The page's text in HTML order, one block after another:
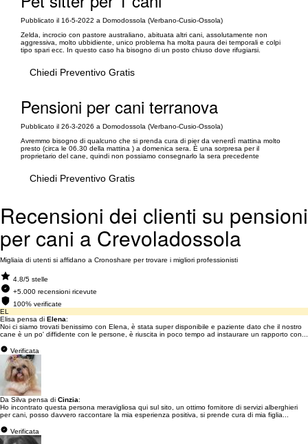
Pubblicato il 16-5-2022 a Domodossola (Verbano-Cusio-Ossola)
Zelda, incrocio con pastore australiano, abituata altri cani, assolutamente non
aggressiva, molto ubbidiente, unico problema ha molta paura dei temporali e colpi
tipo spari ecc. In questo caso ha bisogno di un posto chiuso dove rifugiarsi.
Chiedi Preventivo Gratis
Pensioni per cani terranova
Pubblicato il 26-3-2026 a Domodossola (Verbano-Cusio-Ossola)
Avremmo bisogno di qualcuno che si prenda cura di pier da venerdì mattina molto
presto (circa le 06.30 della mattina ) a domenica sera. È una sorpresa per il
proprietario del cane, quindi non possiamo consegnarlo la sera precedente
Chiedi Preventivo Gratis
Recensioni dei clienti su pensioni
per cani a Crevoladossola
Migliaia di utenti si affidano a Cronoshare per trovare i migliori professionisti
4.8/5 stelle
+5.000 recensioni ricevute
100% verificate
EL
Elisa pensa di Elena:
Noi ci siamo trovati benissimo con Elena, è stata super disponibile e paziente dato che il nostro
cane è un po' diffidente con le persone, è riuscita in poco tempo ad instaurare un rapporto con...
Verificata
Da Silva pensa di Cinzia:
Ho incontrato questa persona meravigliosa qui sul sito, un ottimo fornitore di servizi alberghieri
per cani, posso davvero raccontare la mia esperienza positiva, si prende cura di mia figlia...
Verificata